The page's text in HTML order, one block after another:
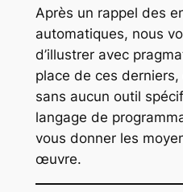
Après un rappel des
automatiques, nous
d’illustrer avec
place de ces
sans aucun outil
langage de
vous donner les
œuvre.